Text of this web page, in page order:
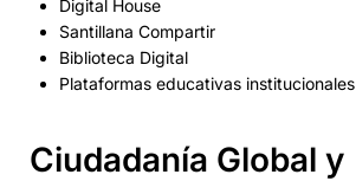
Digital House
Santillana Compartir
Biblioteca Digital
Plataformas educativas institucionales
Ciudadanía Global y